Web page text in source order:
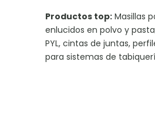
Productos top:Masillas
enlucidos en polvo y
PYL, cintas de juntas,
para sistemas de